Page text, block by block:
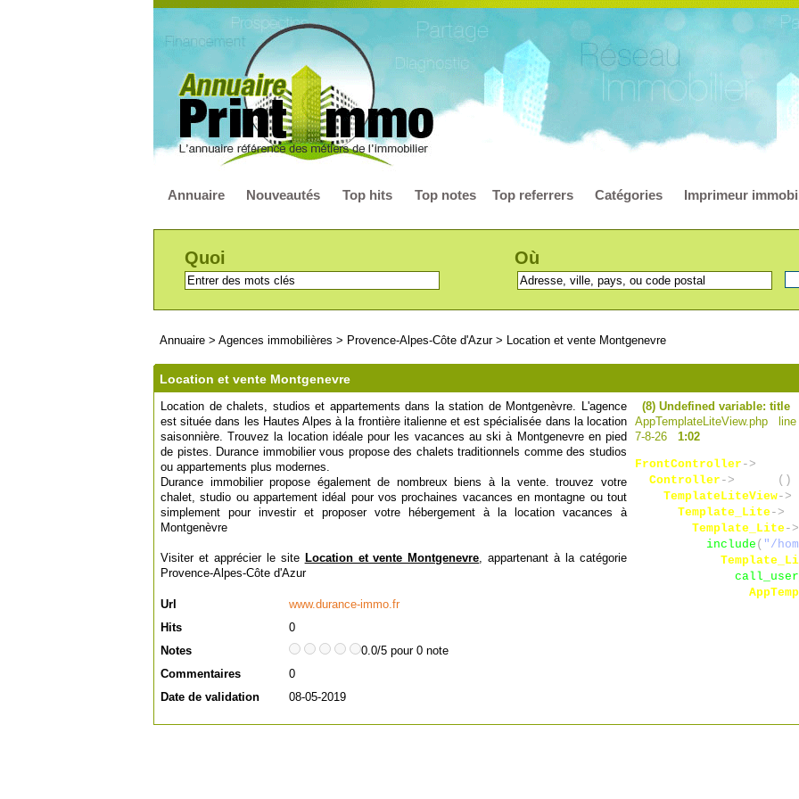
Annuaire Nouveautés Top hits Top notes Top referrers Catégories Imprimeur
Quoi Où
Annuaire > Agences immobilières > Provence-Alpes-Côte d'Azur> Location et vente Montgenevre
Location et vente Montgenevre
Location de chalets, studios et appartements dans la station de Montgenèvre. L'agence
est située dans les Hautes Alpes à la frontière italienne et est spécialisée dans la location
saisonnière. Trouvez la location idéale pour les vacances au ski à Montgenevre en pied
de pistes. Durance immobilier vous propose des chalets traditionnels comme des studios
ou appartements plus modernes.
Durance immobilier propose également de nombreux biens à la vente. trouvez votre
chalet, studio ou appartement idéal pour vos prochaines vacances en montagne ou tout
simplement pour investir et proposer votre hébergement à la location vacances à
Montgenèvre
Visiter et apprécier le site Location et vente Montgenevre, appartenant à la catégorie
Provence-Alpes-Côte d'Azur
Url
www.durance-immo.fr
Hits
0
Notes
0.0/5 pour 0 note
Commentaires
0
Date de validation
08-05-2019
(8) Undefined variable: title
AppTemplateLiteView.php line
7-8-26 1:02
FrontController ->
Controller -> ( )
TemplateLiteView->
Template_Lite->
Template_Lite->
include ( "/